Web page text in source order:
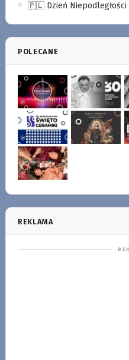
🇵🇱 Dzień Niepodległości
POLECANE
REKLAMA